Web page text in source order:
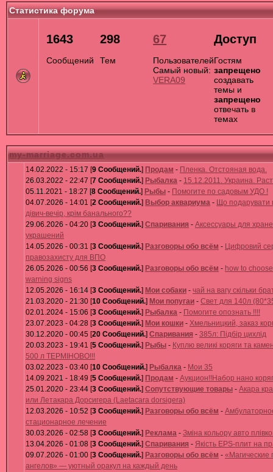
Статистика форума
1643
Сообщений
298
Тем
67
Пользователей
Самый новый:
VERA09
Доступ
Гостям
запрещено
создавать
темы и
запрещено
отвечать в
темах
my-marriage.com.ua
14.02.2022 - 15:17 [9 Сообщений.] Продам - Пленка. Отстояная вода.
26.03.2022 - 22:47 [7 Сообщений.] Рыбалка - 15.12.2011. Украина.
05.11.2021 - 18:27 [8 Сообщений.] Рыбы - Помогите по садовым УДО !
04.07.2026 - 14:01 [2 Сообщений.] Выбор аквариума - Що подарувати
дівич-вечір, крім банального??
29.06.2026 - 04:20 [3 Сообщений.] Спаривания - Аксессуары для
украшений
14.05.2026 - 00:31 [3 Сообщений.] Разговоры обо всём - Цифровий
правозахисту для ВПО
26.05.2026 - 00:56 [3 Сообщений.] Разговоры обо всём - how to
warning signs
12.05.2026 - 16:14 [3 Сообщений.] Мои собаки - чай на вагу скільки
21.03.2020 - 21:30 [10 Сообщений.] Мои попугаи - Свет для 140л
02.01.2024 - 15:06 [3 Сообщений.] Рыбалка - Помогите опознать !!!!
23.07.2023 - 04:28 [3 Сообщений.] Мои кошки - Хмельницкий, заказ
30.12.2020 - 00:45 [20 Сообщений.] Спаривания - 385л: Підбір цихлід
20.03.2023 - 19:41 [5 Сообщений.] Рыбы - Куплю великі коряги та
500 л ТЕРМІНОВО!!!
03.02.2023 - 03:40 [10 Сообщений.] Рыбалка - Мои 35
14.09.2021 - 18:49 [5 Сообщений.] Продам - Аукцион!!Набор нано
25.01.2020 - 23:44 [3 Сообщений.] Сопутствующие товары - Акара
или Летакара Дорсигера (Laetacara dorsigera)
12.03.2026 - 10:52 [3 Сообщений.] Разговоры обо всём -
стационарное лечение
30.03.2026 - 02:58 [3 Сообщений.] Реклама - Зміна кольору авто
13.04.2026 - 01:08 [3 Сообщений.] Спаривания - Якість EPS-плит на
09.07.2026 - 01:00 [3 Сообщений.] Разговоры обо всём - «Магические
ангелов» — уютный оракул на каждый день